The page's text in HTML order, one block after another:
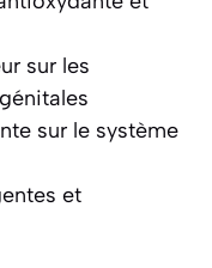
sur les
sur le système
et